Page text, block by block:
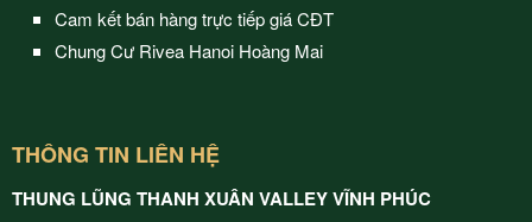
Cam kết bán hàng trực tiếp giá CĐT
Chung Cư Rivea Hanoi Hoàng Mai
THÔNG TIN LIÊN HỆ
THUNG LŨNG THANH XUÂN VALLEY VĨNH PHÚC